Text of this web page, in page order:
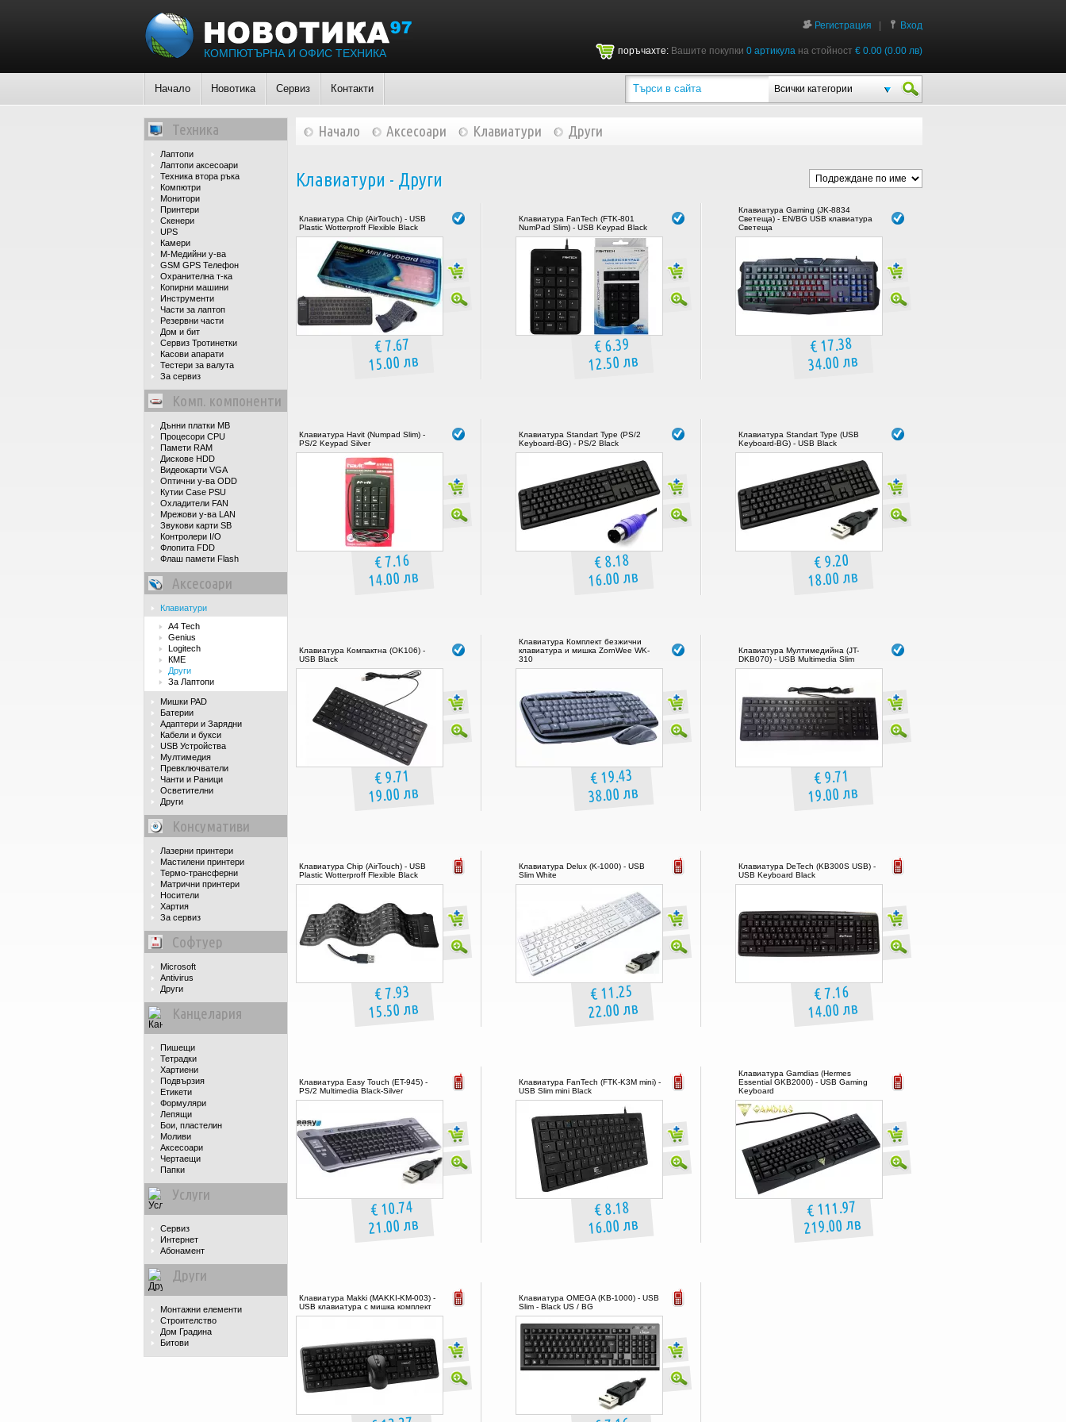
КОМПЮТЪРНА И ОФИС ТЕХНИКА
Регистрация Вход
поръчахте: Вашите покупки 0 артикула на стойност € 0.00 (0.00 лв)
Начало Новотика Сервиз Контакти Всички категории
Техника
Лаптопи
Лаптопи аксесоари
Техника втора ръка
Компютри
Монитори
Принтери
Скенери
UPS
Камери
М-Медийни у-ва
GSM GPS Телефон
Охранителна т-ка
Копирни машини
Инструменти
Части за лаптоп
Резервни части
Дом и бит
Сервиз Тротинетки
Касови апарати
Тестери за валута
За сервиз
Комп. компоненти
Дънни платки MB
Процесори CPU
Памети RAM
Дискове HDD
Видеокарти VGA
Оптични у-ва ODD
Кутии Case PSU
Охладители FAN
Мрежови у-ва LAN
Звукови карти SB
Контролери I/O
Флопита FDD
Флаш памети Flash
Аксесоари
Клавиатури
A4 Tech
Genius
Logitech
КМЕ
Други
За Лаптопи
Мишки PAD
Батерии
Адаптери и Зарядни
Кабели и букси
USB Устройства
Мултимедия
Превключватели
Чанти и Раници
Осветителни
Други
Консумативи
Лазерни принтери
Мастилени принтери
Термо-трансферни
Матрични принтери
Носители
Хартия
За сервиз
Софтуер
Microsoft
Antivirus
Други
Канцелария
Пишещи
Тетрадки
Хартиени
Подвързия
Етикети
Формуляри
Лепящи
Бои, пластелин
Моливи
Аксесоари
Чертаещи
Папки
Услуги
Сервиз
Интернет
Абонамент
Други
Монтажни елементи
Строителство
Дом Градина
Битови
Начало Аксесоари Клавиатури Други
Клавиатури - Други
Клавиатура Chip (AirTouch) - USB
Plastic Wotterproff Flexible Black
€ 7.67
15.00 лв
Клавиатура FanTech (FTK-801
NumPad Slim) - USB Keypad Black
€ 6.39
12.50 лв
Клавиатура Gaming (JK-8834
Светеща) - EN/BG USB клавиатура
Светеща
€ 17.38
34.00 лв
Клавиатура Havit (Numpad Slim) -
PS/2 Keypad Silver
€ 7.16
14.00 лв
Клавиатура Standart Type (PS/2
Keyboard-BG) - PS/2 Black
€ 8.18
16.00 лв
Клавиатура Standart Type (USB
Keyboard-BG) - USB Black
€ 9.20
18.00 лв
Клавиатура Компактна (OK106) -
USB Black
€ 9.71
19.00 лв
Клавиатура Комплект безжични
клавиатура и мишка ZornWee WK-
310
€ 19.43
38.00 лв
Клавиатура Мултимедийна (JT-
DKB070) - USB Multimedia Slim
€ 9.71
19.00 лв
Клавиатура Chip (AirTouch) - USB
Plastic Wotterproff Flexible Black
€ 7.93
15.50 лв
Клавиатура Delux (K-1000) - USB
Slim White
€ 11.25
22.00 лв
Клавиатура DeTech (KB300S USB) -
USB Keyboard Black
€ 7.16
14.00 лв
Клавиатура Easy Touch (ET-945) -
PS/2 Multimedia Black-Silver
€ 10.74
21.00 лв
Клавиатура FanTech (FTK-K3M mini) -
USB Slim mini Black
€ 8.18
16.00 лв
Клавиатура Gamdias (Hermes
Essential GKB2000) - USB Gaming
Keyboard
€ 111.97
219.00 лв
Клавиатура Makki (MAKKI-KM-003) -
USB клавиатура с мишка комплект
Клавиатура OMEGA (KB-1000) - USB
Slim - Black US / BG